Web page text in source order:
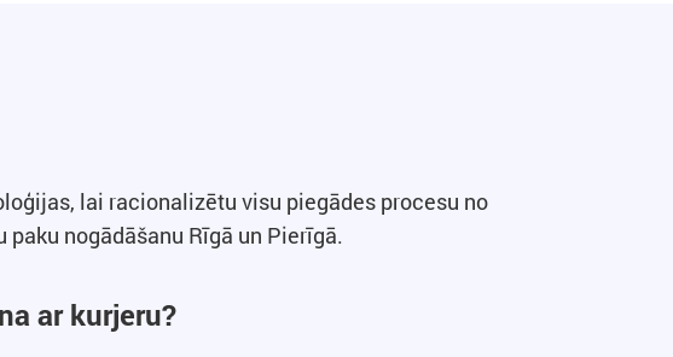
lai racionalizētu visu piegādes procesu no
nogādāšanu Rīgā un Pierīgā.
ar kurjeru?